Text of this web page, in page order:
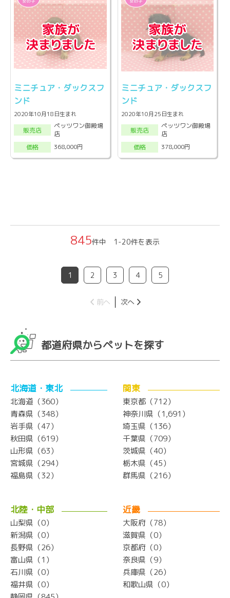
ミニチュア・ダックスフ
ンド
2020年10月18日生まれ
販売店
ペッツワン御殿場
店
価格
368,000円
ミニチュア・ダックスフ
ンド
2020年10月25日生まれ
販売店
ペッツワン御殿場
店
価格
378,000円
845件中 1-20件を表示
1 2 3 4 5
前へ 次へ
都道府県からペットを探す
北海道・東北
北海道（360）
青森県（348）
岩手県（47）
秋田県（619）
山形県（63）
宮城県（294）
福島県（32）
関東
東京都（712）
神奈川県（1,691）
埼玉県（136）
千葉県（709）
茨城県（40）
栃木県（45）
群馬県（216）
北陸・中部
山梨県（0）
新潟県（0）
長野県（26）
富山県（1）
石川県（0）
福井県（0）
近畿
大阪府（78）
滋賀県（0）
京都府（0）
奈良県（9）
兵庫県（26）
和歌山県（0）